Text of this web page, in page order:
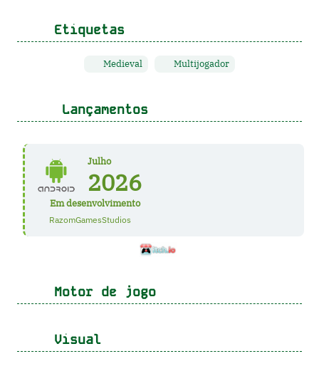
Etiquetas
Medieval Multijogador
Lançamentos
Julho
2026
Em desenvolvimento
RazomGamesStudios
Motor de jogo
Visual